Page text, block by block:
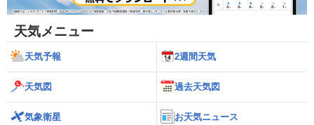
天気メニュー
天気予報 2週間天気
天気図 過去天気図
気象衛星 お天気ニュース